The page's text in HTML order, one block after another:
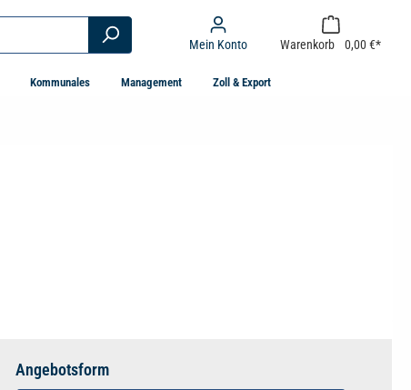
Mein Konto Warenkorb 0,00 €*
Kommunales Management Zoll & Export
Angebotsform